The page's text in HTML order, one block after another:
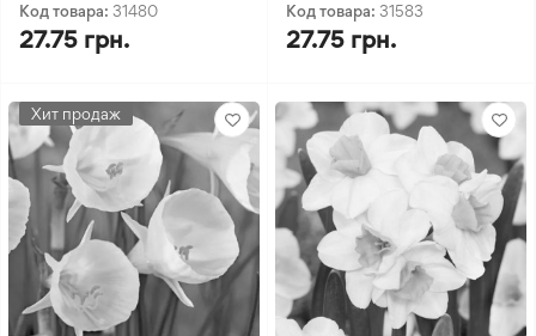
Код товара: 31480
27.75 грн.
Код товара: 31583
27.75 грн.
Хит продаж